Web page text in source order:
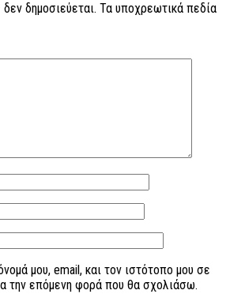
δημοσιεύεται. Τα υποχρεωτικά πεδία
μου, email, και τον ιστότοπο μου σε
την επόμενη φορά που θα σχολιάσω.